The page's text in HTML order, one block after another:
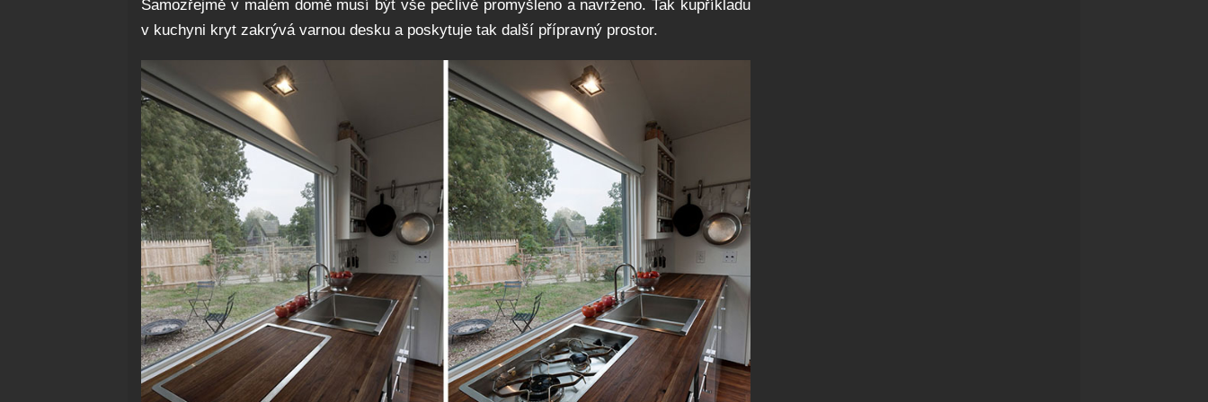
Samozřejmě v malém domě musí být vše pečlivě promyšleno a navrženo. Tak kupříkladu
v kuchyni kryt zakrývá varnou desku a poskytuje tak další přípravný prostor.